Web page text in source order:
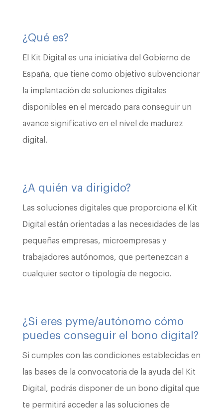
¿Qué es?
El Kit Digital es una iniciativa del Gobierno de
España, que tiene como objetivo subvencionar
la implantación de soluciones digitales
disponibles en el mercado para conseguir un
avance significativo en el nivel de madurez
digital.
¿A quién va dirigido?
Las soluciones digitales que proporciona el Kit
Digital están orientadas a las necesidades de las
pequeñas empresas, microempresas y
trabajadores autónomos, que pertenezcan a
cualquier sector o tipología de negocio.
¿Si eres pyme/autónomo cómo
puedes conseguir el bono digital?
Si cumples con las condiciones establecidas en
las bases de la convocatoria de la ayuda del Kit
Digital, podrás disponer de un bono digital que
te permitirá acceder a las soluciones de